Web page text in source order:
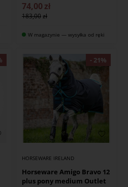
74,00 zł
183,00
W magazynie — wysyłka od ręki
HORSEWARE IRELAND
Horseware Amigo Bravo 12
plus pony medium Outlet